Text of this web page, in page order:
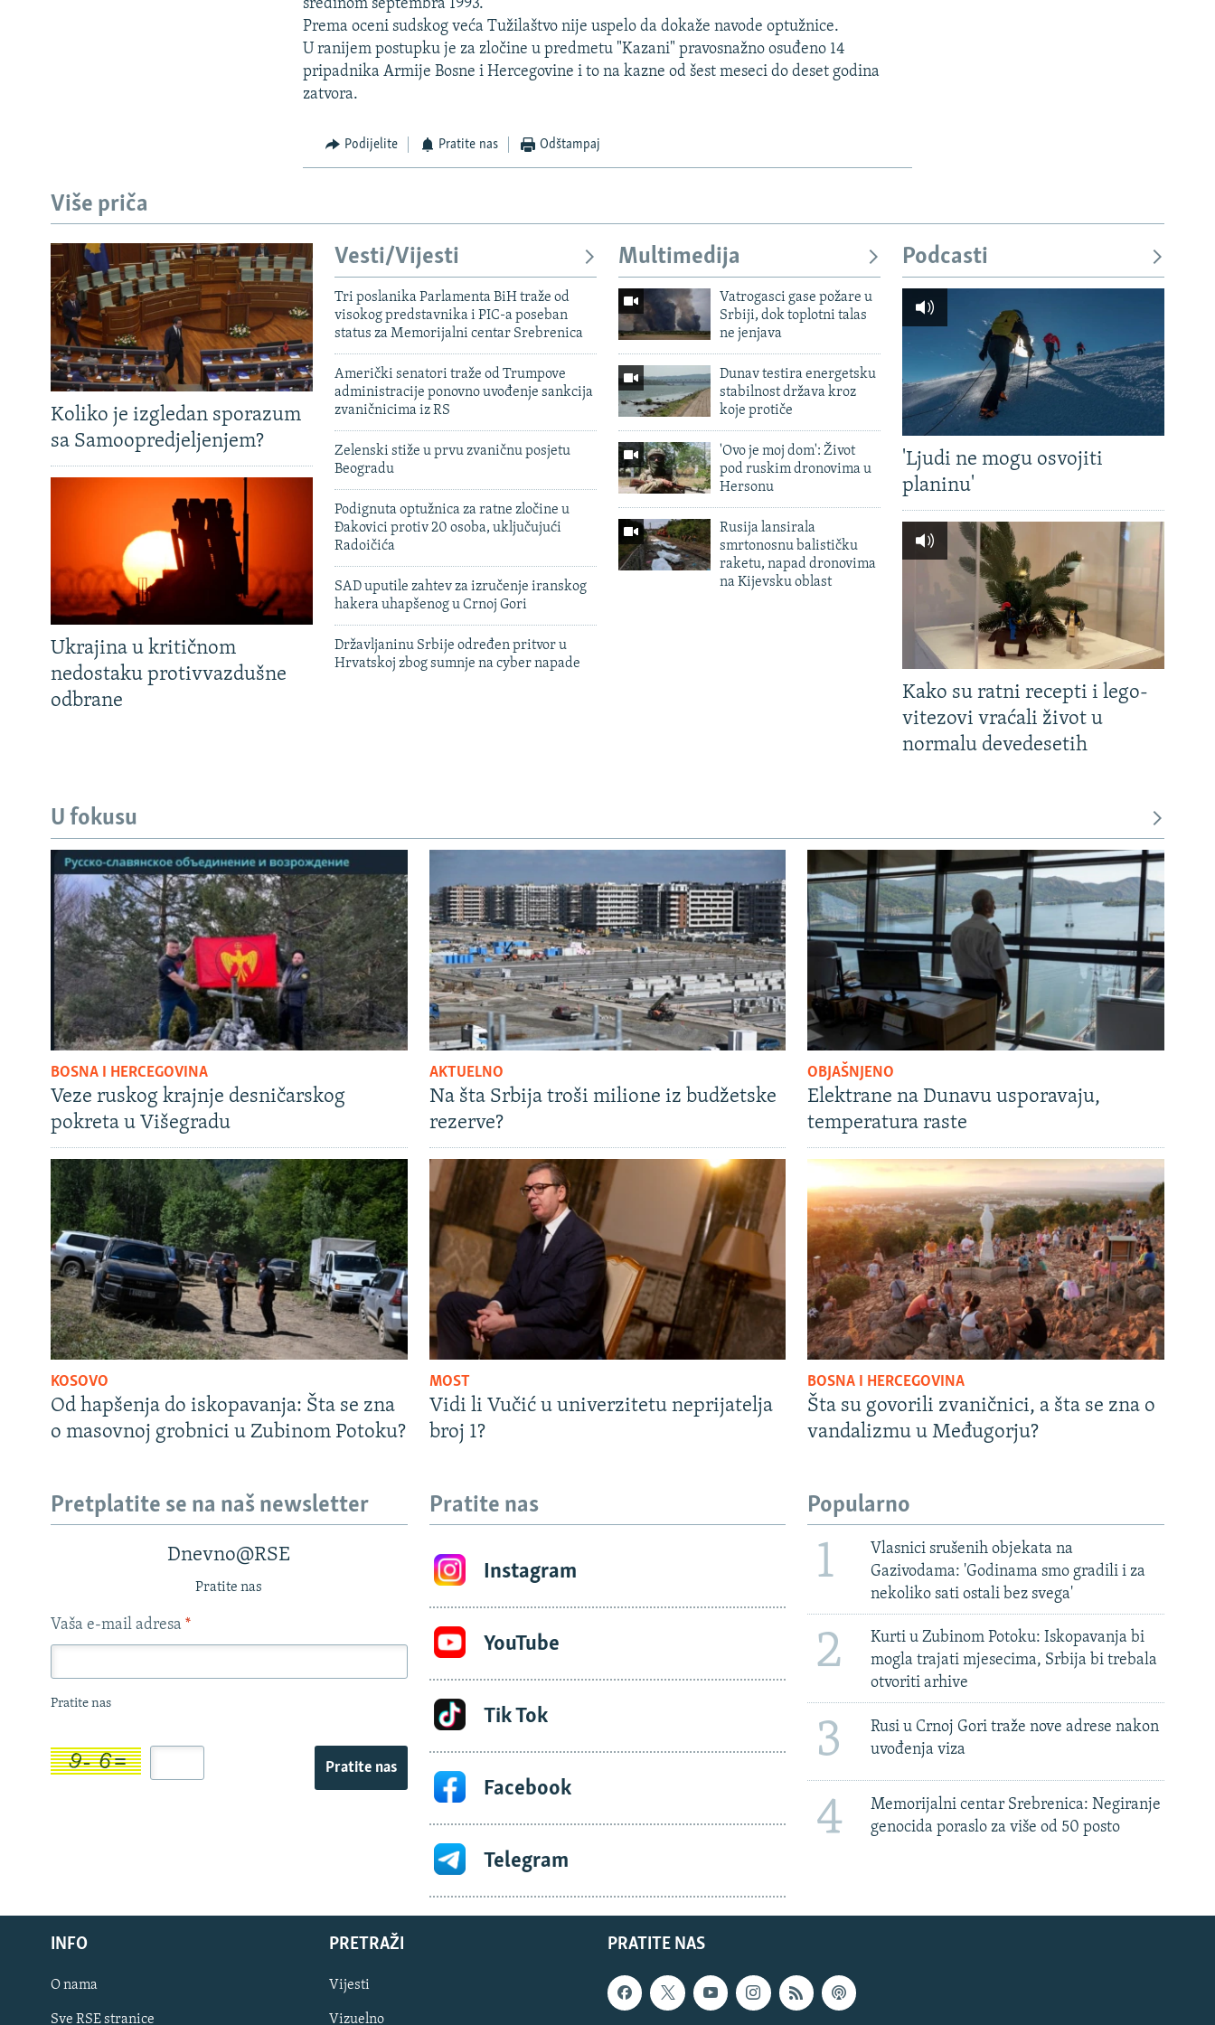
TV LIBERTY
MOJA EVROPA
TRI DECENIJE OD RATA U BIH
SVE KARTE DEJTONA
NASTANAK I RASPAD JUGOSLAVIJE
sredinom septembra 1993.
Prema oceni sudskog veća Tužilaštvo nije uspelo da dokaže navode optužnice.
U ranijem postupku je za zločine u predmetu "Kazani" pravosnažno osuđeno 14
pripadnika Armije Bosne i Hercegovine i to na kazne od šest meseci do deset godina
zatvora.
Podijelite Pratite nas Odštampaj
Više priča
Koliko je izgledan sporazum
sa Samoopredjeljenjem?
Ukrajina u kritičnom
nedostaku protivvazdušne
odbrane
Vesti/Vijesti
Tri poslanika Parlamenta BiH traže od
visokog predstavnika i PIC-a poseban
status za Memorijalni centar Srebrenica
Američki senatori traže od Trumpove
administracije ponovno uvođenje sankcija
zvaničnicima iz RS
Zelenski stiže u prvu zvaničnu posjetu
Beogradu
Podignuta optužnica za ratne zločine u
Đakovici protiv 20 osoba, uključujući
Radoičića
SAD uputile zahtev za izručenje iranskog
hakera uhapšenog u Crnoj Gori
Državljaninu Srbije određen pritvor u
Hrvatskoj zbog sumnje na cyber napade
Multimedija
Vatrogasci gase požare u
Srbiji, dok toplotni talas
ne jenjava
Dunav testira energetsku
stabilnost država kroz
koje protiče
'Ovo je moj dom': Život
pod ruskim dronovima u
Hersonu
Rusija lansirala
smrtonosnu balističku
raketu, napad dronovima
na Kijevsku oblast
Podcasti
'Ljudi ne mogu osvojiti
planinu'
Kako su ratni recepti i lego-
vitezovi vraćali život u
normalu devedesetih
U fokusu
BOSNA I HERCEGOVINA
Veze ruskog krajnje desničarskog
pokreta u Višegradu
AKTUELNO
Na šta Srbija troši milione iz budžetske
rezerve?
OBJAŠNJENO
Elektrane na Dunavu usporavaju,
temperatura raste
KOSOVO
Od hapšenja do iskopavanja: Šta se zna
o masovnoj grobnici u Zubinom Potoku?
MOST
Vidi li Vučić u univerzitetu neprijatelja
broj 1?
BOSNA I HERCEGOVINA
Šta su govorili zvaničnici, a šta se zna o
vandalizmu u Međugorju?
Pretplatite se na naš newsletter
Dnevno@RSE
Pratite nas
Vaša e-mail adresa *
Pratite nas
Pratite nas
Pratite nas
Instagram
YouTube
Tik Tok
Facebook
Telegram
Popularno
1
Vlasnici srušenih objekata na
Gazivodama: 'Godinama smo gradili i za
nekoliko sati ostali bez svega'
2
Kurti u Zubinom Potoku: Iskopavanja bi
mogla trajati mjesecima, Srbija bi trebala
otvoriti arhive
3
Rusi u Crnoj Gori traže nove adrese nakon
uvođenja viza
4
Memorijalni centar Srebrenica: Negiranje
genocida poraslo za više od 50 posto
PRATITE NAS
INFO
O nama
Sve RSE stranice
PRETRAŽI
Vijesti
Vizuelno